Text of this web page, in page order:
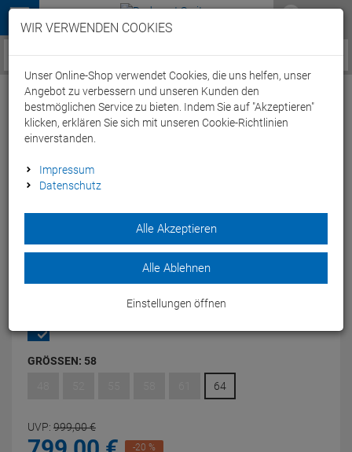
Menü
Service / Hilfe
Stevens Savoie Gent Trekkingrad - 58
phantom grey
In Phantom Grey legt das Savoie einen glänzenden Auftritt
PHANTOM GREY
GRÖSSEN: 58
64
UVP: 999,00€
-20 %
WIR VERWENDEN COOKIES
Unser Online-Shop verwendet Cookies, die uns helfen, unser
Angebot zu verbessern und unseren Kunden den
bestmöglichen Service zu bieten. Indem Sie auf "Akzeptieren"
klicken, erklären Sie sich mit unseren Cookie-Richtlinien
einverstanden.
Impressum
Datenschutz
Alle Akzeptieren
Alle Ablehnen
Einstellungen öffnen